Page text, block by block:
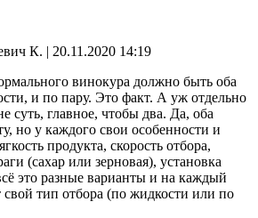
К. | 20.11.2020 14:19
винокура должно быть оба
и по пару. Это факт. А уж отдельно
суть, главное, чтобы два. Да, оба
но у каждого свои особенности и
продукта, скорость отбора,
(сахар или зерновая), установка
это разные варианты и на каждый
тип отбора (по жидкости или по